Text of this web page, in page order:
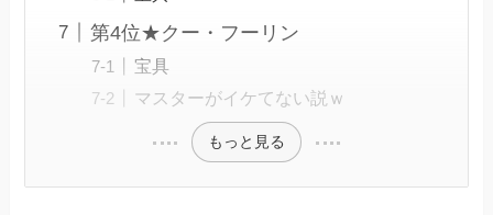
第4位★クー・フーリン
宝具
マスターがイケてない説ｗ
もっと見る